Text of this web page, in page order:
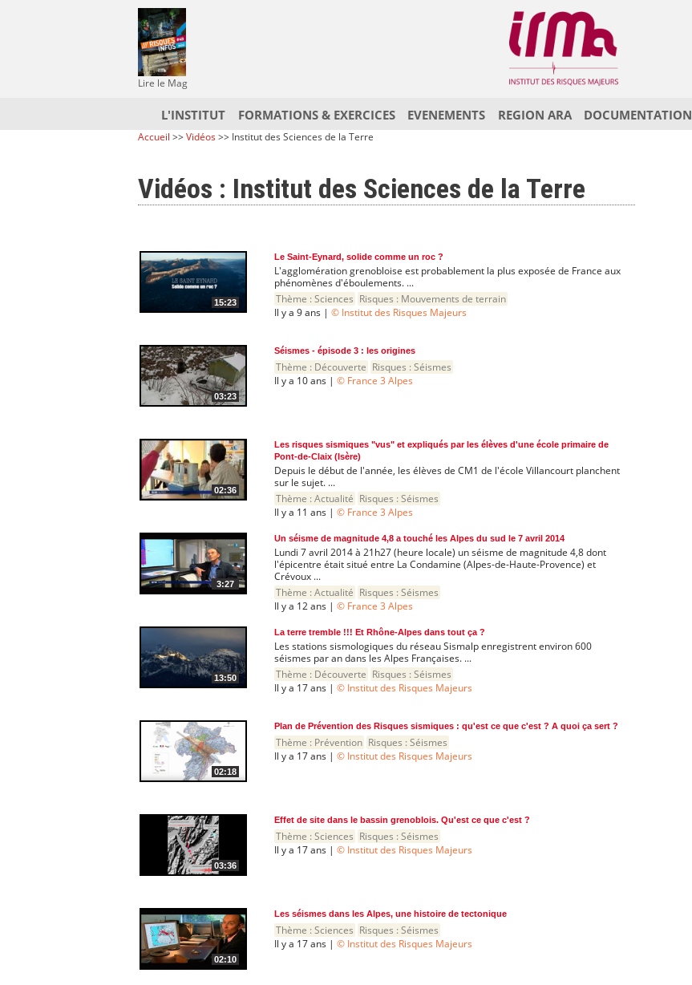
Lire le Mag
L'INSTITUT FORMATIONS & EXERCICES EVENEMENTS REGION ARA DOCUMENTATION
Accueil >>Vidéos>> Institut des Sciences de la Terre
Vidéos : Institut des Sciences de la Terre
15:23
Le Saint-Eynard, solide comme un roc ?
L'agglomération grenobloise est probablement la plus exposée de France aux
phénomènes d'éboulements. ...
Thème : Sciences Risques : Mouvements de terrain
Il y a 9 ans | © Institut des Risques Majeurs
03:23
Séismes - épisode 3 : les origines
Thème : Découverte Risques : Séismes
Il y a 10 ans | © France 3 Alpes
02:36
Les risques sismiques "vus" et expliqués par les élèves d'une école primaire de
Pont-de-Claix (Isère)
Depuis le début de l'année, les élèves de CM1 de l'école Villancourt planchent
sur le sujet. ...
Thème : Actualité Risques : Séismes
Il y a 11 ans | © France 3 Alpes
3:27
Un séisme de magnitude 4,8 a touché les Alpes du sud le 7 avril 2014
Lundi 7 avril 2014 à 21h27 (heure locale) un séisme de magnitude 4,8 dont
l'épicentre était situé entre La Condamine (Alpes-de-Haute-Provence) et
Crévoux ...
Thème : Actualité Risques : Séismes
Il y a 12 ans | © France 3 Alpes
13:50
La terre tremble !!! Et Rhône-Alpes dans tout ça ?
Les stations sismologiques du réseau Sismalp enregistrent environ 600
séismes par an dans les Alpes Françaises. ...
Thème : Découverte Risques : Séismes
Il y a 17 ans | © Institut des Risques Majeurs
02:18
Plan de Prévention des Risques sismiques : qu'est ce que c'est ? A quoi ça sert ?
Thème : Prévention Risques : Séismes
Il y a 17 ans | © Institut des Risques Majeurs
03:36
Effet de site dans le bassin grenoblois. Qu'est ce que c'est ?
Thème : Sciences Risques : Séismes
Il y a 17 ans | © Institut des Risques Majeurs
02:10
Les séismes dans les Alpes, une histoire de tectonique
Thème : Sciences Risques : Séismes
Il y a 17 ans | © Institut des Risques Majeurs